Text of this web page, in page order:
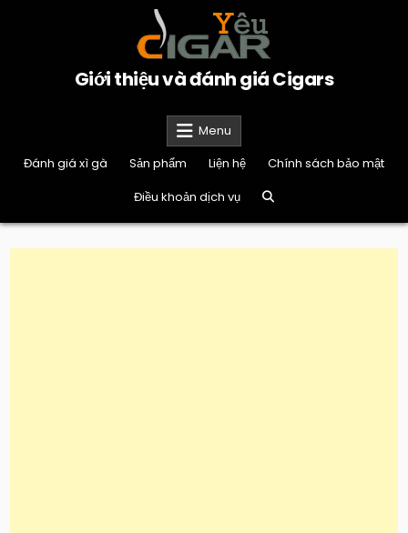
Giới thiệu và đánh giá Cigars
Menu
Đánh giá xì gà
Sản phẩm Liện hệ
Chính sách bảo mật
Điều khoản dịch vụ